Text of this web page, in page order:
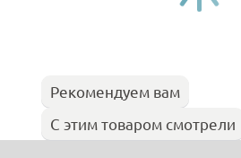
Рекомендуем вам
С этим товаром смотрели